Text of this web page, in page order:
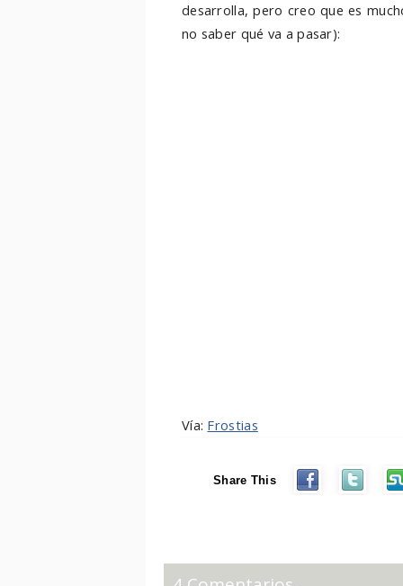
desarrolla, pero creo que es
no saber qué va a pasar):
Vía: Frostias
Share This